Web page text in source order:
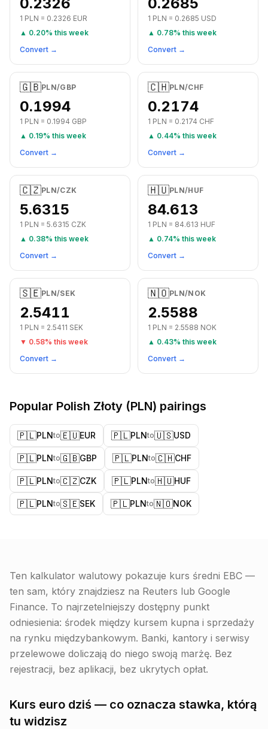
1 PLN = 0.2326 EUR
▲ 0.20% this week
Convert →
1 PLN = 0.2685 USD
▲ 0.78% this week
Convert →
🇬🇧PLN/GBP
0.1994
1 PLN = 0.1994 GBP
▲ 0.19% this week
Convert →
🇨🇭PLN/CHF
0.2174
1 PLN = 0.2174 CHF
▲ 0.44% this week
Convert →
🇨🇿PLN/CZK
5.6315
1 PLN = 5.6315 CZK
▲ 0.38% this week
Convert →
🇭🇺PLN/HUF
84.613
1 PLN = 84.613 HUF
▲ 0.74% this week
Convert →
🇸🇪PLN/SEK
2.5411
1 PLN = 2.5411 SEK
▼ 0.58% this week
Convert →
🇳🇴PLN/NOK
2.5588
1 PLN = 2.5588 NOK
▲ 0.43% this week
Convert →
Popular Polish Złoty (PLN) pairings
🇵🇱PLNto🇪🇺EUR 🇵🇱PLNto🇺🇸USD
🇵🇱PLNto🇬🇧GBP 🇵🇱PLNto🇨🇭CHF
🇵🇱PLNto🇨🇿CZK 🇵🇱PLNto🇭🇺HUF
🇵🇱PLNto🇸🇪SEK 🇵🇱PLNto🇳🇴NOK
Ten kalkulator walutowy pokazuje kurs średni EBC —
ten sam, który znajdziesz na Reuters lub Google
Finance. To najrzetelniejszy dostępny punkt
odniesienia: środek między kursem kupna i sprzedaży
na rynku międzybankowym. Banki, kantory i serwisy
przelewowe doliczają do niego swoją marżę. Bez
rejestracji, bez aplikacji, bez ukrytych opłat.
Kurs euro dziś — co oznacza stawka, którą
tu widzisz